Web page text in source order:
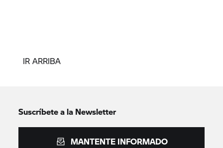
IR ARRIBA
Suscríbete a la Newsletter
MANTENTE INFORMADO